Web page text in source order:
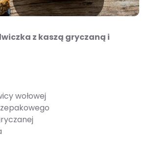
z kaszą gryczaną i
wołowej